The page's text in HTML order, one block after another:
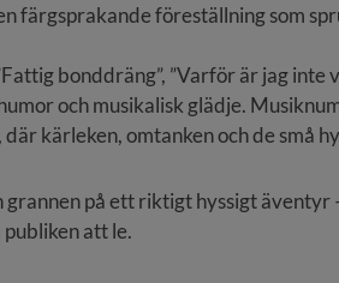
färgsprakande föreställning som
bonddräng”, ”Varför är jag inte
och musikalisk glädje.
kärleken, omtanken och de små
på ett riktigt hyssigt äventyr
att le.